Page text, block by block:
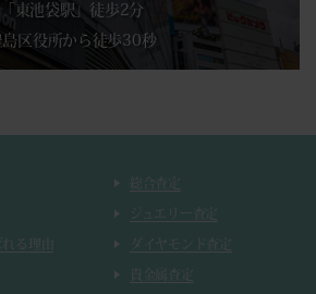
「東池袋駅」徒歩2分
島区役所から徒歩30秒
れる理由
総合査定
ジュエリー査定
ダイヤモンド査定
貴金属査定